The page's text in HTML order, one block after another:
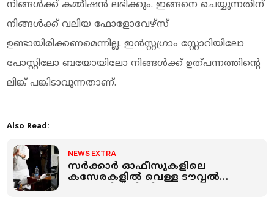
നിങ്ങള്‍ക്ക് കമ്മീഷന്‍ ലഭിക്കും. ഇങ്ങനെ ചെയ്യുന്നതിന്
നിങ്ങള്‍ക്ക് വലിയ ഫോളോവേഴ്‌സ്
ഉണ്ടായിരിക്കണമെന്നില്ല. ഇന്‍സ്റ്റഗ്രാം സ്റ്റോറിയിലോ
പോസ്റ്റിലോ ബയോയിലോ നിങ്ങള്‍ക്ക് ഉത്പന്നത്തിന്റെ
ലിങ്ക് പങ്കിടാവുന്നതാണ്.
Also Read:
NEWS EXTRA
സര്‍ക്കാര്‍ ഓഫീസുകളിലെ
കസേരകളില്‍ വെള്ള ടൗവ്വല്‍